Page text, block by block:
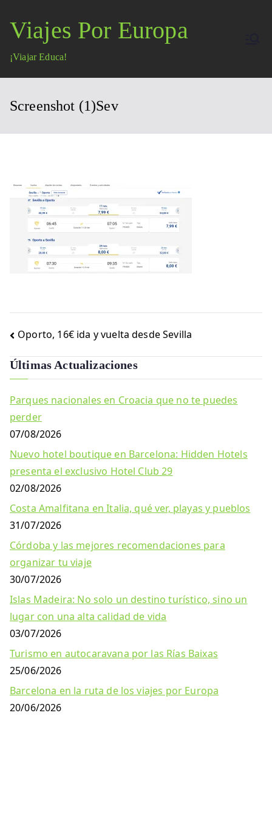
contenido
Viajes Por Europa
¡Viajar Educa!
Screenshot (1)Sev
Navegación
de
entradas
Oporto, 16€ ida y vuelta desde Sevilla
Últimas Actualizaciones
Parques nacionales en Croacia que no te puedes
perder
07/08/2026
Nuevo hotel boutique en Barcelona: Hidden Hotels
presenta el exclusivo Hotel Club 29
02/08/2026
Costa Amalfitana en Italia, qué ver, playas y pueblos
31/07/2026
Córdoba y las mejores recomendaciones para
organizar tu viaje
30/07/2026
Islas Madeira: No solo un destino turístico, sino un
lugar con una alta calidad de vida
03/07/2026
Turismo en autocaravana por las Rías Baixas
25/06/2026
Barcelona en la ruta de los viajes por Europa
20/06/2026